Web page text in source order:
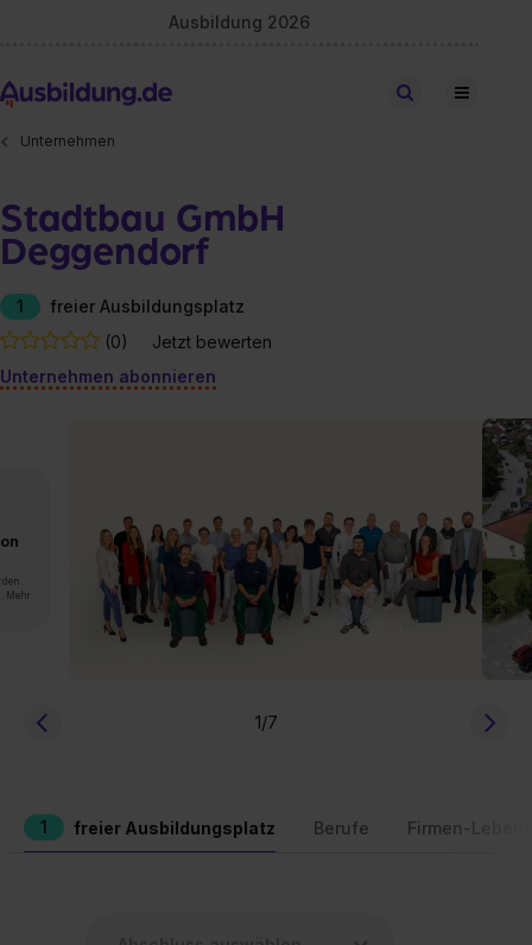
Ausbildung 2026
Stellen finden
Unternehmen
Stadtbau GmbH
Deggendorf
1
freier Ausbildungsplatz
(0)
Jetzt bewerten
Unternehmen abonnieren
Mehr
1/7
1 freier Ausbildungsplatz Berufe Firmen-